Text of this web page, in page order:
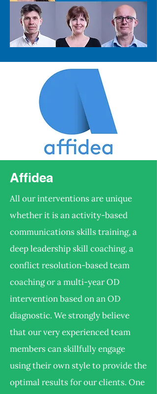
Affidea
All our interventions are unique
whether it is an activity-based
communications skills training, a
deep leadership skill coaching, a
conflict resolution-based team
coaching or a multi-year OD
intervention based on an OD
diagnostic. We strongly believe
that our very experienced team
members can skillfully engage
using their own style to provide the
optimal results for our clients. One